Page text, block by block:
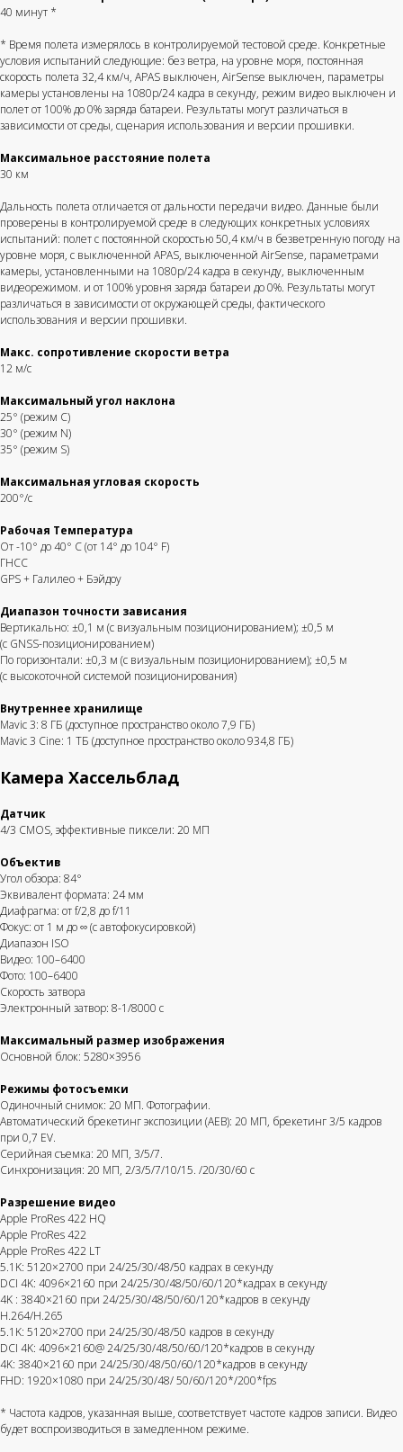
40 минут *
* Время полета измерялось в контролируемой тестовой среде. Конкретные
условия испытаний следующие: без ветра, на уровне моря, постоянная
скорость полета 32,4 км/ч, APAS выключен, AirSense выключен, параметры
камеры установлены на 1080p/24 кадра в секунду, режим видео выключен и
полет от 100% до 0% заряда батареи. Результаты могут различаться в
зависимости от среды, сценария использования и версии прошивки.
Максимальное расстояние полета
30 км
Дальность полета отличается от дальности передачи видео. Данные были
проверены в контролируемой среде в следующих конкретных условиях
испытаний: полет с постоянной скоростью 50,4 км/ч в безветренную погоду на
уровне моря, с выключенной APAS, выключенной AirSense, параметрами
камеры, установленными на 1080p/24 кадра в секунду, выключенным
видеорежимом. и от 100% уровня заряда батареи до 0%. Результаты могут
различаться в зависимости от окружающей среды, фактического
использования и версии прошивки.
Макс. сопротивление скорости ветра
12 м/с
Максимальный угол наклона
25° (режим C)
30° (режим N)
35° (режим S)
Максимальная угловая скорость
200°/с
Рабочая Температура
От -10° до 40° C (от 14° до 104° F)
ГНСС
GPS + Галилео + Бэйдоу
Диапазон точности зависания
Вертикально: ±0,1 м (с визуальным позиционированием); ±0,5 м
(с GNSS-позиционированием)
По горизонтали: ±0,3 м (с визуальным позиционированием); ±0,5 м
(с высокоточной системой позиционирования)
Внутреннее хранилище
Mavic 3: 8 ГБ (доступное пространство около 7,9 ГБ)
Mavic 3 Cine: 1 ТБ (доступное пространство около 934,8 ГБ)
Камера Хассельблад
Датчик
4/3 CMOS, эффективные пиксели: 20 МП
Объектив
Угол обзора: 84°
Эквивалент формата: 24 мм
Диафрагма: от f/2,8 до f/11
Фокус: от 1 м до ∞ (с автофокусировкой)
Диапазон ISO
Видео: 100–6400
Фото: 100–6400
Скорость затвора
Электронный затвор: 8-1/8000 с
Максимальный размер изображения
Основной блок: 5280×3956
Режимы фотосъемки
Одиночный снимок: 20 МП. Фотографии.
Автоматический брекетинг экспозиции (AEB): 20 МП, брекетинг 3/5 кадров
при 0,7 EV.
Серийная съемка: 20 МП, 3/5/7.
Синхронизация: 20 МП, 2/3/5/7/10/15. /20/30/60 с
Разрешение видео
Apple ProRes 422 HQ
Apple ProRes 422
Apple ProRes 422 LT
5.1K: 5120×2700 при 24/25/30/48/50 кадрах в секунду
DCI 4K: 4096×2160 при 24/25/30/48/50/60/120*кадрах в секунду
4K : 3840×2160 при 24/25/30/48/50/60/120*кадров в секунду
H.264/H.265
5.1K: 5120×2700 при 24/25/30/48/50 кадров в секунду
DCI 4K: 4096×2160@ 24/25/30/48/50/60/120*кадров в секунду
4K: 3840×2160 при 24/25/30/48/50/60/120*кадров в секунду
FHD: 1920×1080 при 24/25/30/48/ 50/60/120*/200*fps
* Частота кадров, указанная выше, соответствует частоте кадров записи. Видео
будет воспроизводиться в замедленном режиме.